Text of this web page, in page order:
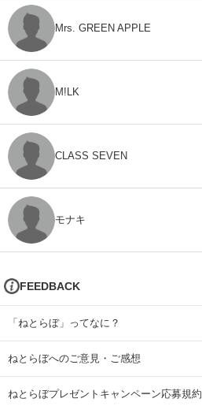
Mrs. GREEN APPLE
M!LK
CLASS SEVEN
モナキ
FEEDBACK
「ねとらぼ」ってなに？
ねとらぼへのご意見・ご感想
ねとらぼプレゼントキャンペーン応募規約